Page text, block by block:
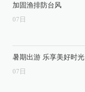
加固渔排防台风
07 日
暑期出游 乐享美好时光
07 日